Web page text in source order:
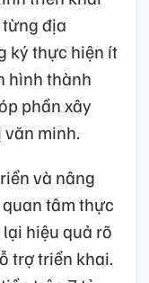
địa
ký thực hiện ít
hình thành
phần xây
minh.
và nâng
tâm thực
hiệu quả rõ
trợ triển khai.